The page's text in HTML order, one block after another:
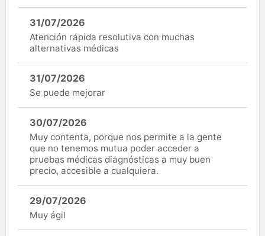
31/07/2026
Atención rápida resolutiva con muchas
alternativas médicas
31/07/2026
Se puede mejorar
30/07/2026
Muy contenta, porque nos permite a la gente
que no tenemos mutua poder acceder a
pruebas médicas diagnósticas a muy buen
precio, accesible a cualquiera.
29/07/2026
Muy ágil